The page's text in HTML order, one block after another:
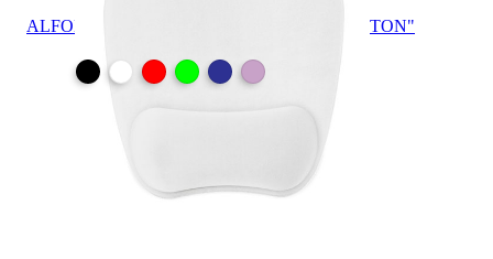
ALFOMBRILLA REPOSAMUÑECAS "BRIXTON"